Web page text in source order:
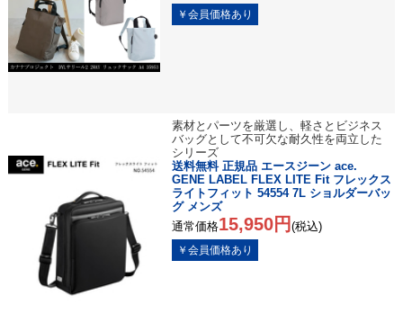
素材とパーツを厳選し、軽さとビジネス
バッグとして不可欠な耐久性を両立した
シリーズ
送料無料 正規品 エースジーン ace.
GENE LABEL FLEX LITE Fit フレックス
ライトフィット 54554 7L ショルダーバッ
グ メンズ
通常価格15,950円 (税込)